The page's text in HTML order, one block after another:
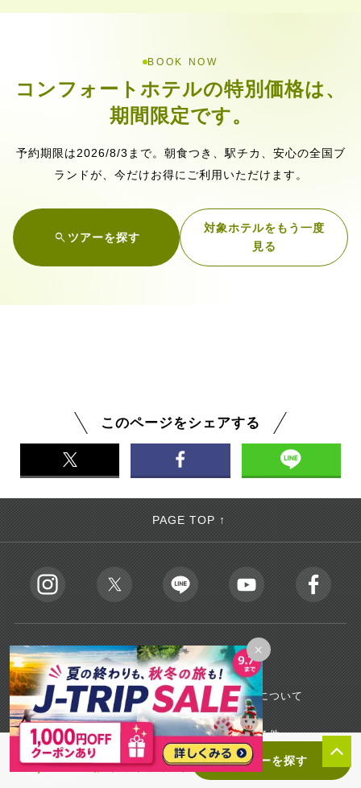
×
BOOK NOW
コンフォートホテルの特別価格は、
期間限定です。
予約期限は 2026/8/3 まで。朝食つき、駅チカ、安心の全国ブ
ランドが、今だけお得にご利用いただけます。
search ツアーを探す
対象ホテルをもう一度
見る
コンフォートホテル｜特別価格
27,800〜 / お一人様（1泊2日〜）
ツアーを探す
このページをシェアする
PAGE TOP ↑
会社情報
会社案内 個人情報保護について
旅行業登録票 旅行業約款・条件
お知らせ